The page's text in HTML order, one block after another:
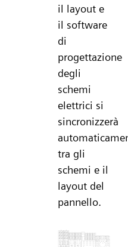
il layout e
il software
di
progettazione
degli
schemi
elettrici si
sincronizzerà
tra gli
schemi e il
layout del
pannello.